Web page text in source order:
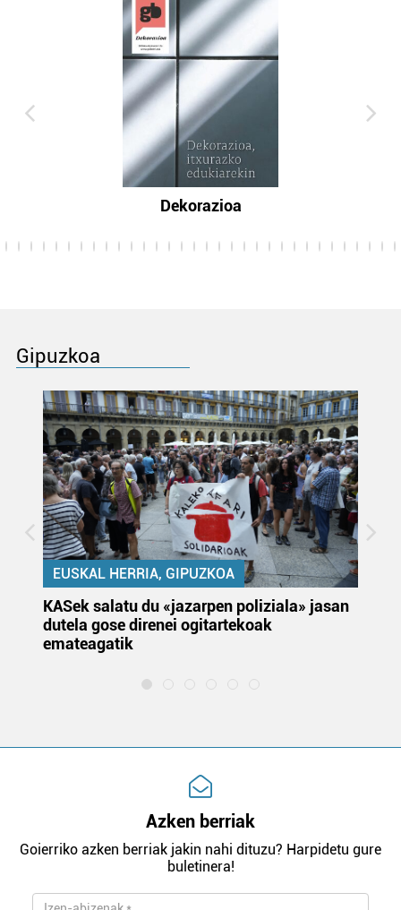
Dekorazioa
Gipuzkoa
EUSKAL HERRIA, GIPUZKOA
KASek salatu du «jazarpen poliziala» jasan
dutela gose direnei ogitartekoak
emateagatik
Azken berriak
Goierriko azken berriak jakin nahi dituzu? Harpidetu gure
buletinera!